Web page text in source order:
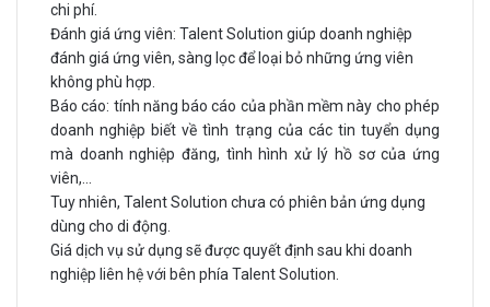
chi phí.
Đánh giá ứng viên: Talent Solution giúp doanh nghiệp
đánh giá ứng viên, sàng lọc để loại bỏ những ứng viên
không phù hợp.
Báo cáo: tính năng báo cáo của phần mềm này cho phép
doanh nghiệp biết về tình trạng của các tin tuyển dụng
mà doanh nghiệp đăng, tình hình xử lý hồ sơ của ứng
viên,...
Tuy nhiên, Talent Solution chưa có phiên bản ứng dụng
dùng cho di động.
Giá dịch vụ sử dụng sẽ được quyết định sau khi doanh
nghiệp liên hệ với bên phía Talent Solution.